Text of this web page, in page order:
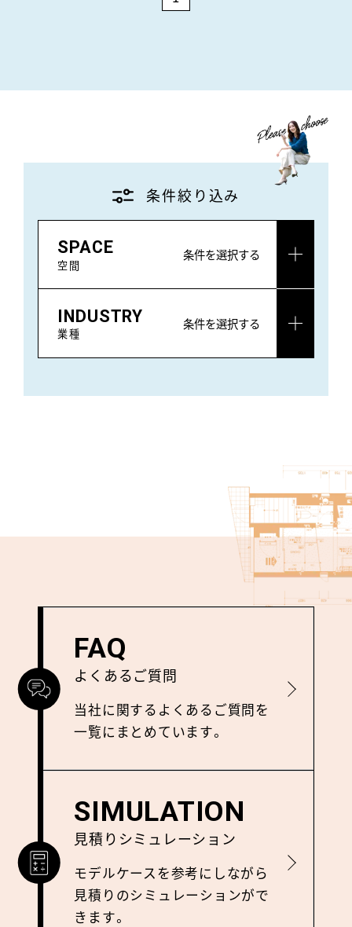
条件絞り込み
SPACE
空間
条件を選択する
INDUSTRY
業種
条件を選択する
FAQ
よくあるご質問
当社に関するよくあるご質問を
⼀覧にまとめています。
詳しく見る
SIMULATION
見積りシミュレーション
モデルケースを参考にしながら
⾒積りのシミュレーションがで
きます。
詳しく見る